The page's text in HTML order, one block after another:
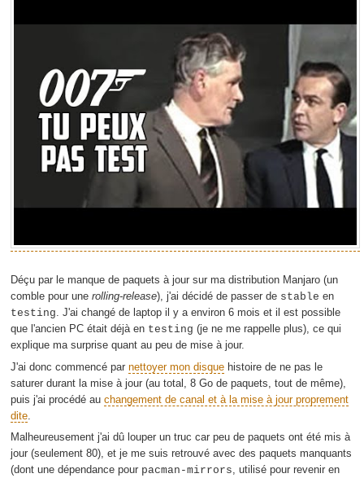
Déçu par le manque de paquets à jour sur ma distribution Manjaro (un
comble pour une rolling-release), j'ai décidé de passer de stable en
testing. J'ai changé de laptop il y a environ 6 mois et il est possible
que l'ancien PC était déjà en testing (je ne me rappelle plus), ce qui
explique ma surprise quant au peu de mise à jour.
J'ai donc commencé par nettoyer mon disquehistoire de ne pas le
saturer durant la mise à jour (au total, 8 Go de paquets, tout de même),
puis j'ai procédé au changement de canal et à la mise à jour proprement
dite.
Malheureusement j'ai dû louper un truc car peu de paquets ont été mis à
jour (seulement 80), et je me suis retrouvé avec des paquets manquants
(dont une dépendance pour pacman-mirrors, utilisé pour revenir en